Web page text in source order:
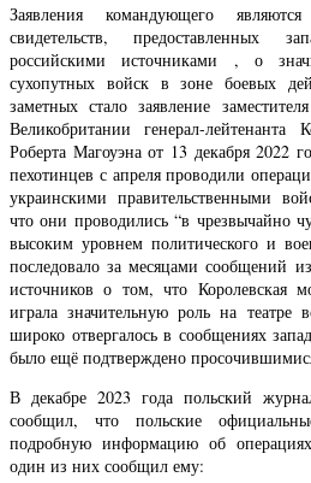
Заявления командующего
свидетельств, предоставленных
российскими источниками , о
сухопутных войск в зоне боевых
заметных стало заявление
Великобритании генерал-лейтенанта
Роберта Магоуэна от 13 декабря 2022
пехотинцев с апреля проводили
украинскими правительственными
что они проводились “в чрезвычайно
высоким уровнем политического и
последовало за месяцами сообщений
источников о том, что Королевская
играла значительную роль на театре
широко отвергалось в сообщениях
было ещё подтверждено
В декабре 2023 года польский
сообщил, что польские
подробную информацию об
один из них сообщил ему: